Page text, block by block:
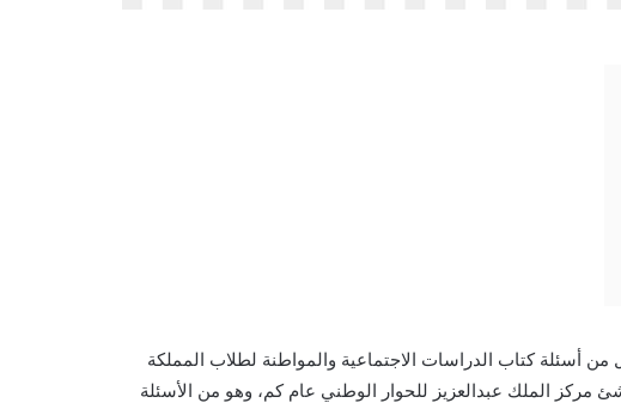
أسئلة كتاب الدراسات الاجتماعية والمواطنة لطلاب المملكة
مركز الملك عبدالعزيز للحوار الوطني عام كم، وهو من الأسئلة